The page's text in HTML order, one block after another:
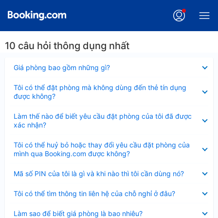
10 câu hỏi thông dụng nhất
Giá phòng bao gồm những gì?
thu
Tôi có thể đặt phòng mà không dùng đến thẻ tín dụng
được không?
thu
gọn
Làm thế nào để biết yêu cầu đặt phòng của tôi đã được
xác nhận?
thu
gọn
Tôi có thể huỷ bỏ hoặc thay đổi yêu cầu đặt phòng của
mình qua Booking.com được không?
thu
gọn
Mã số PIN của tôi là gì và khi nào thì tôi cần dùng nó?
thu
Tôi có thể tìm thông tin liên hệ của chỗ nghỉ ở đâu?
thu
Làm sao để biết giá phòng là bao nhiêu?
thu